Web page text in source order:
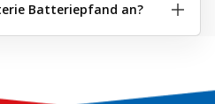
Batteriepfand an?